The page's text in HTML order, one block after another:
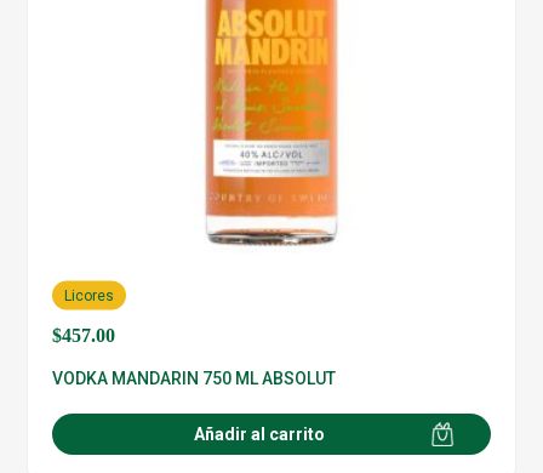
$457.00
Licores
VODKA MANDARIN 750 ML ABSOLUT
Añadir al carrito